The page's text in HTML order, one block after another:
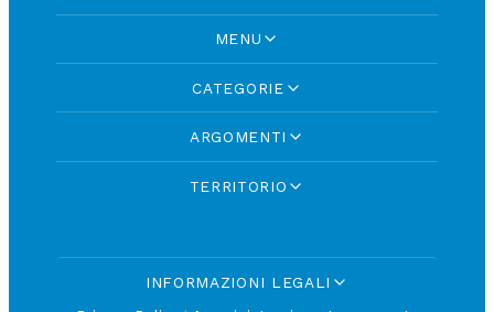
MENU
CATEGORIE
ARGOMENTI
TERRITORIO
INFORMAZIONI LEGALI